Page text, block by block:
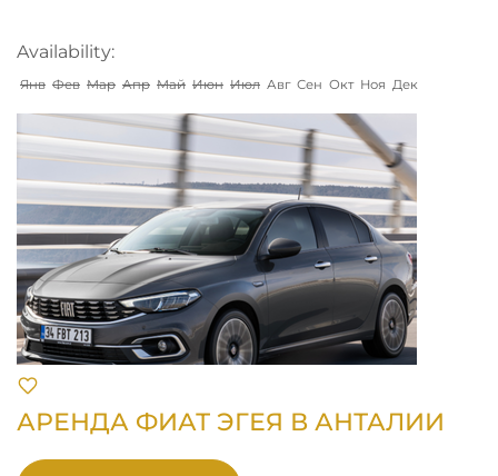
Availability:
Янв Фев Мар Апр Май Июн Июл Авг Сен Окт Ноя Дек
АРЕНДА ФИАТ ЭГЕЯ В АНТАЛИИ